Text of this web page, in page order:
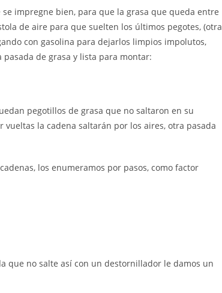
impregne bien, para que la grasa que queda entre
de aire para que suelten los últimos pegotes, (otra
con gasolina para dejarlos limpios impolutos,
de grasa y lista para montar:
pegotillos de grasa que no saltaron en su
la cadena saltarán por los aires, otra pasada
los enumeramos por pasos, como factor
que no salte así con un destornillador le damos un